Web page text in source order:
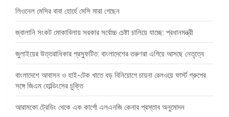
লিওনেল মেসির বাবা হোর্হে মেসি মারা গেছেন
জ্বালানি সংকট মোকাবিলায় সরকার সর্বোচ্চ চেষ্টা চালিয়ে যাচ্ছে: প্রধানমন্ত্রী
জুলাইয়ের উত্তরাধিকার প্রস্ফুটিত: বাংলাদেশের তরুণরা এগিয়ে আসছে নেতৃত্বে
বাংলাদেশে আবাসন ও হাই-টেক খাতে বড় বিনিয়োগে চায়না রেলওয়ে ফার্স্ট গ্রুপের
সঙ্গে জিএম হোল্ডিংসের চুক্তি
আরামকো ট্রেডিং থেকে এক কার্গো এলএনজি কেনার প্রস্তাব অনুমোদন